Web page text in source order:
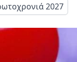
2027